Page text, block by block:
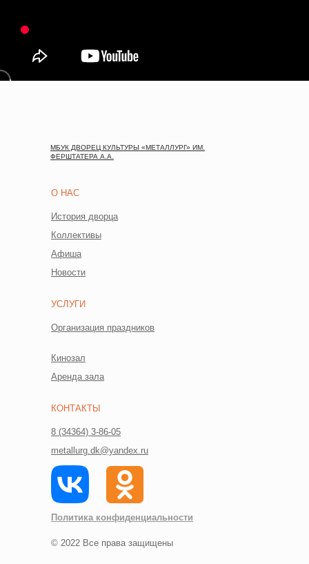
© 2022 Все права защищены
История дворца
Организация праздников
8 (34364) 3-86-05
metallurg.dk@yandex.ru
Коллективы
Афиша
Кинозал
Новости
Аренда зала
О НАС
УСЛУГИ
КОНТАКТЫ
МБУК ДВОРЕЦ КУЛЬТУРЫ «МЕТАЛЛУРГ» ИМ.
ФЕРШТАТЕРА А.А.
Политика конфиденциальности